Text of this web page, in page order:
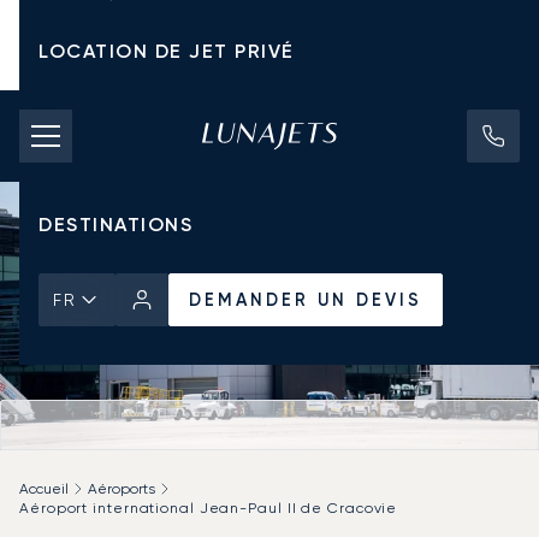
LOCATION DE JET PRIVÉ
TARIFS D'AFFRÈTEMENT
JETS PRIVÉS
DESTINATIONS
FR DEMANDER UN DEVIS
Accueil
Aéroports
Aéroport international Jean-Paul II de Cracovie